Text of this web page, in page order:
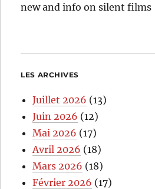
new and info on silent films
LES ARCHIVES
Juillet 2026 (13)
Juin 2026 (12)
Mai 2026 (17)
Avril 2026 (18)
Mars 2026 (18)
Février 2026 (17)